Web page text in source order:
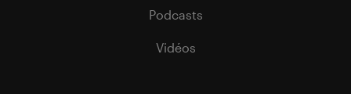
Podcasts
Vidéos